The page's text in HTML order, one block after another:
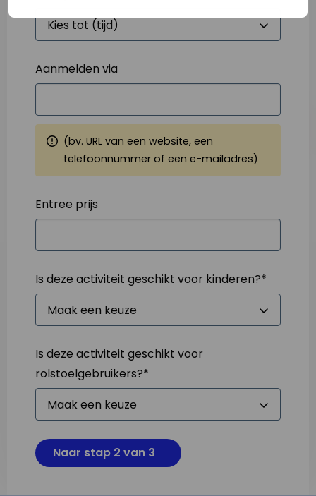
Aanmelden via
(bv. URL van een website, een
telefoonnummer of een e-mailadres)
Entree prijs
Is deze activiteit geschikt voor kinderen?*
Is deze activiteit geschikt voor
rolstoelgebruikers?*